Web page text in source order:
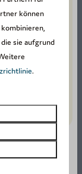
der
ist kein
die
können
sie aufgrund
.